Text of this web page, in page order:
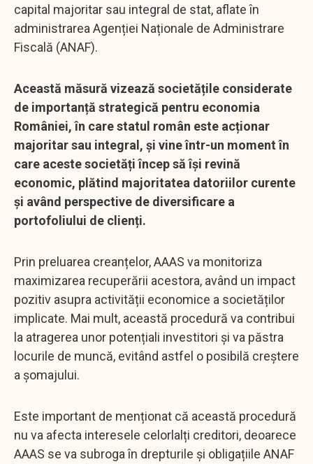
capital majoritar sau integral de stat, aflate în
administrarea Agenției Naționale de Administrare
Fiscală (ANAF).
Această măsură vizează societățile considerate
de importanță strategică pentru economia
României, în care statul român este acționar
majoritar sau integral, și vine într-un moment în
care aceste societăți încep să își revină
economic, plătind majoritatea datoriilor curente
și având perspective de diversificare a
portofoliului de clienți.
Prin preluarea creanțelor, AAAS va monitoriza
maximizarea recuperării acestora, având un impact
pozitiv asupra activității economice a societăților
implicate. Mai mult, această procedură va contribui
la atragerea unor potențiali investitori și va păstra
locurile de muncă, evitând astfel o posibilă creștere
a șomajului.
Este important de menționat că această procedură
nu va afecta interesele celorlalți creditori, deoarece
AAAS se va subroga în drepturile și obligațiile ANAF